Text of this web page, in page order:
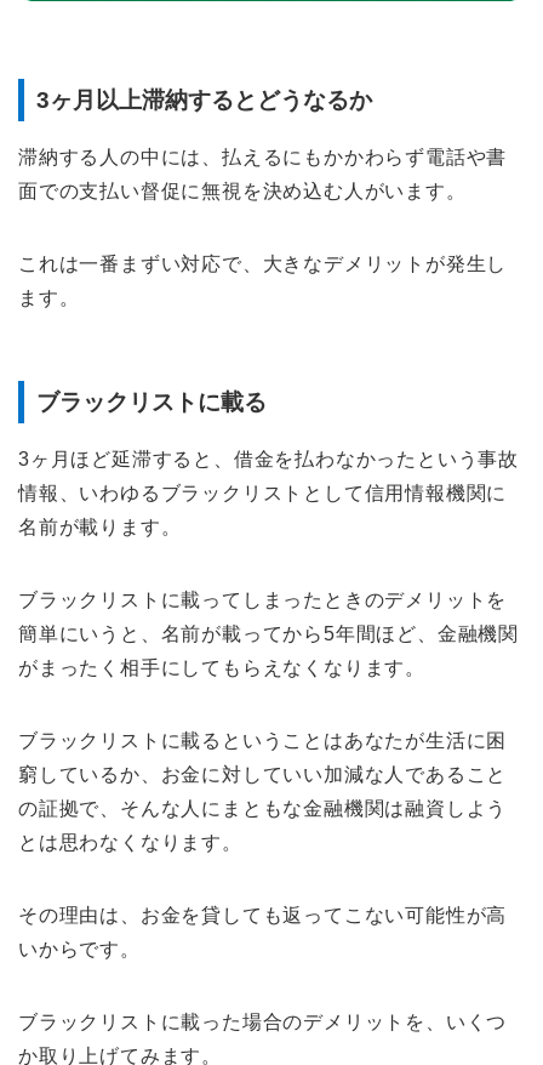
3ヶ月以上滞納するとどうなるか
滞納する人の中には、払えるにもかかわらず電話や書
面での支払い督促に無視を決め込む人がいます。
これは一番まずい対応で、大きなデメリットが発生し
ます。
ブラックリストに載る
3ヶ月ほど延滞すると、借金を払わなかったという事故
情報、いわゆるブラックリストとして信用情報機関に
名前が載ります。
ブラックリストに載ってしまったときのデメリットを
簡単にいうと、名前が載ってから5年間ほど、金融機関
がまったく相手にしてもらえなくなります。
ブラックリストに載るということはあなたが生活に困
窮しているか、お金に対していい加減な人であること
の証拠で、そんな人にまともな金融機関は融資しよう
とは思わなくなります。
その理由は、お金を貸しても返ってこない可能性が高
いからです。
ブラックリストに載った場合のデメリットを、いくつ
か取り上げてみます。